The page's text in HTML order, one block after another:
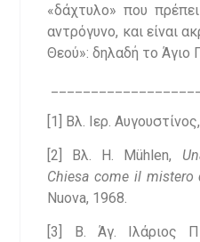
«δάχτυλο» που
αντρόγυνο, και είναι
Θεού»: δηλαδή το Άγιο
[1] Βλ. Ιερ.
[2] Βλ. H. Mühlen,
Chiesa come il mistero
Nuova, 1968.
[3] Β. Άγ. Ιλάριος